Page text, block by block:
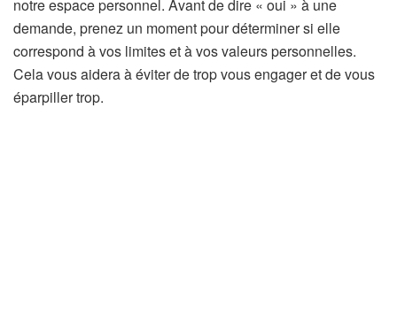
notre espace personnel. Avant de dire « oui » à une
demande, prenez un moment pour déterminer si elle
correspond à vos limites et à vos valeurs personnelles.
Cela vous aidera à éviter de trop vous engager et de vous
éparpiller trop.